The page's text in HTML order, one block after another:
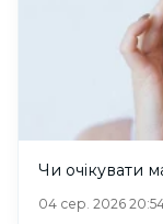
Чи очікувати
04 сер. 2026